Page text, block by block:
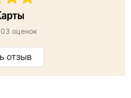
Дисгармония
- Введение в
в борьбе с
природы и др.
оценок
отзыв